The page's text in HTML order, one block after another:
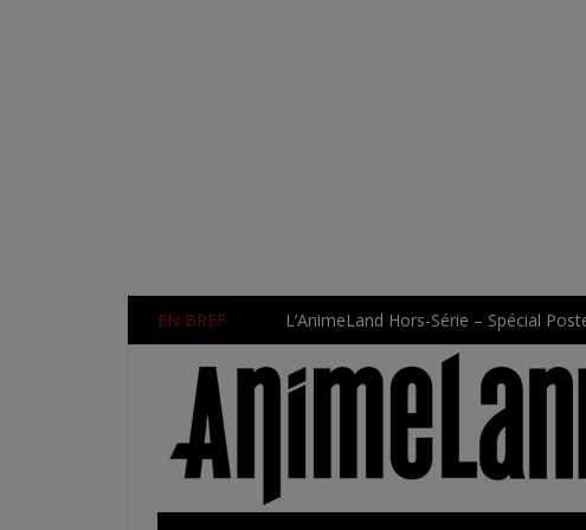
EN BREF L’AnimeLand Hors-Série – Spécial